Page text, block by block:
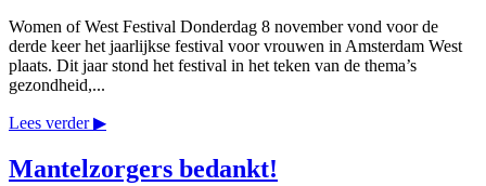
Women of West Festival Donderdag 8 november vond voor de
derde keer het jaarlijkse festival voor vrouwen in Amsterdam West
plaats. Dit jaar stond het festival in het teken van de thema’s
gezondheid,...
Lees verder ▶
Mantelzorgers bedankt!